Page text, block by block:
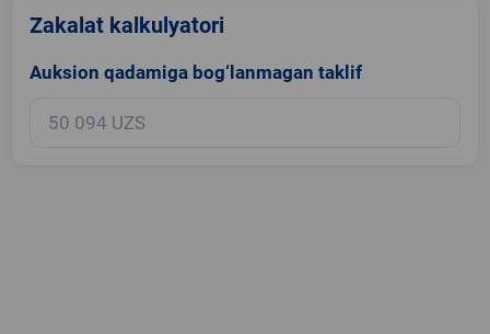
Zakalat kalkulyatori
Auksion qadamiga bog‘lanmagan taklif